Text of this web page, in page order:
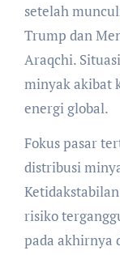
setelah
Trump dan
Araqchi.
minyak akibat
energi global.
Fokus pasar
distribusi
risiko
pada akhirnya